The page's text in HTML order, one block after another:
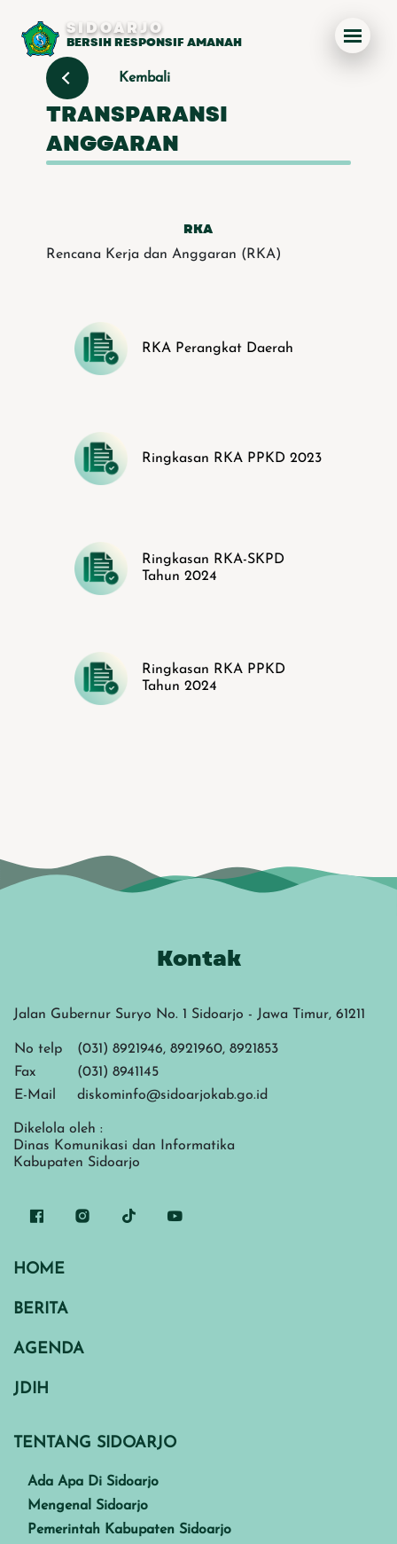
SIDOARJO
BERSIH RESPONSIF AMANAH
Kembali
TRANSPARANSI
ANGGARAN
RKA
Rencana Kerja dan Anggaran (RKA)
RKA Perangkat Daerah
Ringkasan RKA PPKD 2023
Ringkasan RKA-SKPD
Tahun 2024
Ringkasan RKA PPKD
Tahun 2024
Kontak
Jalan Gubernur Suryo No. 1 Sidoarjo - Jawa Timur, 61211
No telp
(031) 8921946, 8921960, 8921853
Fax
(031) 8941145
E-Mail
diskominfo@sidoarjokab.go.id
Dikelola oleh :
Dinas Komunikasi dan Informatika
Kabupaten Sidoarjo
HOME
BERITA
AGENDA
JDIH
TENTANG SIDOARJO
Ada Apa Di Sidoarjo
Mengenal Sidoarjo
Pemerintah Kabupaten Sidoarjo